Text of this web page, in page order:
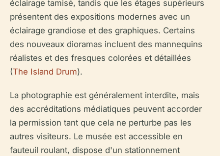
éclairage tamisé, tandis que les étages supérieurs
présentent des expositions modernes avec un
éclairage grandiose et des graphiques. Certains
des nouveaux dioramas incluent des mannequins
réalistes et des fresques colorées et détaillées
(The Island Drum).
La photographie est généralement interdite, mais
des accréditations médiatiques peuvent accorder
la permission tant que cela ne perturbe pas les
autres visiteurs. Le musée est accessible en
fauteuil roulant, dispose d'un stationnement